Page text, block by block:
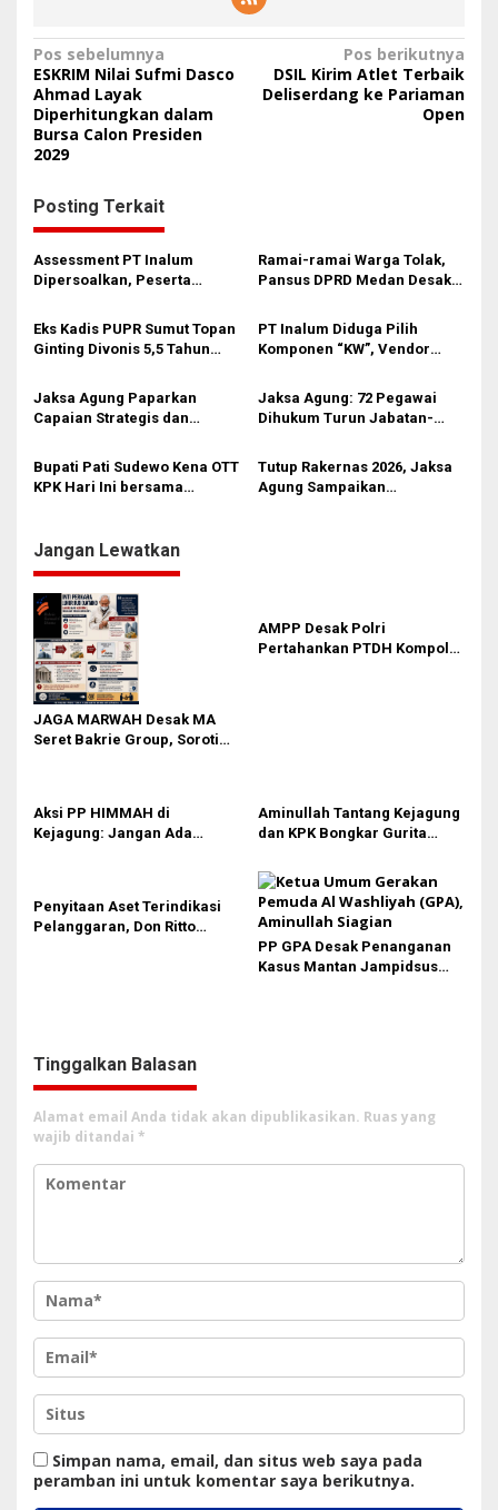
N
a
v
i
a
s
i
o
Pos sebelumnya
ESKRIM Nilai Sufmi Dasco
Ahmad Layak
Diperhitungkan dalam
Bursa Calon Presiden
2029
Pos berikutnya
DSIL Kirim Atlet Terbaik
Deliserdang ke Pariaman
Open
Posting Terkait
Assessment PT Inalum
Dipersoalkan, Peserta
Penentuan Kelulusan
Ramai-ramai Warga Tolak,
Pansus DPRD Medan Desak
Ada Intervensi KPK
Eks Kadis PUPR Sumut Topan
Ginting Divonis 5,5 Tahun
Rp165 M Jadi Biang Kerok
PT Inalum Diduga Pilih
Komponen “KW”, Vendor
Ditolak
Jaksa Agung Paparkan
Capaian Strategis dan
Rapat Kerja Bersama Komisi
III DPR RI
Jaksa Agung: 72 Pegawai
Dihukum Turun Jabatan-
Bupati Pati Sudewo Kena OTT
KPK Hari Ini bersama
Tutup Rakernas 2026, Jaksa
Agung Sampaikan
Jangan Lewatkan
JAGA MARWAH Desak MA
Seret Bakrie Group, Soroti
AMPP Desak Polri
Pertahankan PTDH Kompol
Aksi PP HIMMAH di
Kejagung: Jangan Ada
Aminullah Tantang Kejagung
dan KPK Bongkar Gurita
Aktor Intelektual dan
Jaringannya!
Penyitaan Aset Terindikasi
Pelanggaran, Don Ritto
PP GPA Desak Penanganan
Kasus Mantan Jampidsus
Tinggalkan Balasan
Alamat email Anda tidak akan dipublikasikan. Ruas yang
wajib ditandai *
Simpan nama, email, dan situs web saya pada
peramban ini untuk komentar saya berikutnya.